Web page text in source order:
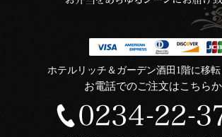
ホテルリッチ＆ガーデン酒田1階に移転
お電話でのご注文はこちら